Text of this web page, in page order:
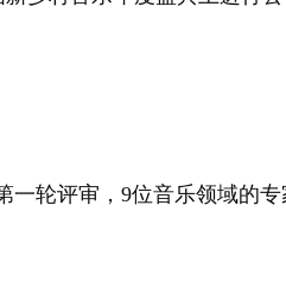
轮评审，9位音乐领域的专